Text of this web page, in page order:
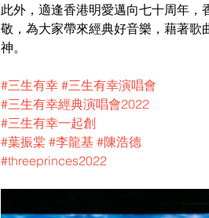
此外，適逢香港明愛邁向七十周年
敬，為大家帶來經典好音樂，藉著
神。
#三生有幸 #三生有幸演唱會
#三生有幸經典演唱會2022
#三生有幸一起創
#葉振棠 #李龍基 #陳浩德
#threeprinces2022